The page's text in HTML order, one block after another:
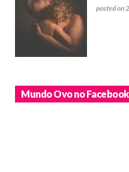
posted on
Mundo Ovo no Facebook